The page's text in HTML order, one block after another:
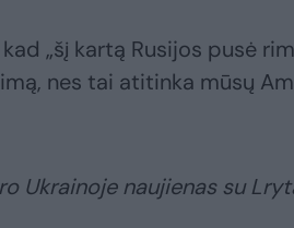
kad „šį kartą Rusijos pusė
nes tai atitinka mūsų
Ukrainoje naujienas su